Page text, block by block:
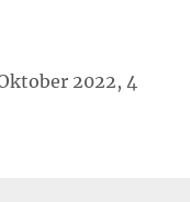
2022, 4